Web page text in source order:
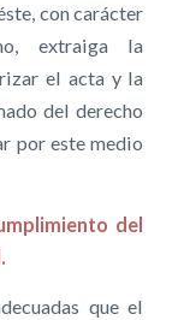
con carácter
extraiga la
el acta y la
del derecho
por este medio
del
que el